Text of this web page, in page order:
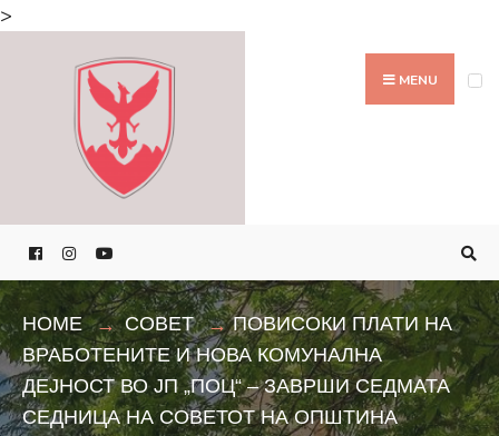
>
MENU
HOME СОВЕТ
ПОВИСОКИ ПЛАТИ НА
ВРАБОТЕНИТЕ И НОВА КОМУНАЛНА
ДЕЈНОСТ ВО ЈП „ПОЦ“ – ЗАВРШИ СЕДМАТА
СЕДНИЦА НА СОВЕТОТ НА ОПШТИНА